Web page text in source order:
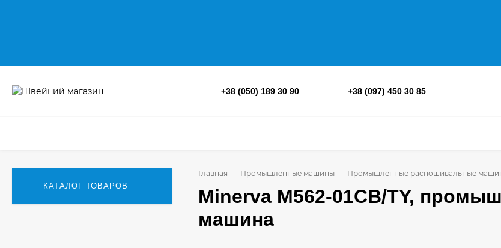
+38 (050) 189 30 90 +38 (097) 450 30 85
КАТАЛОГ ТОВАРОВ
Главная Промышленные машины Промышленные распошивальные
Minerva M562-01CB/TY,
машина